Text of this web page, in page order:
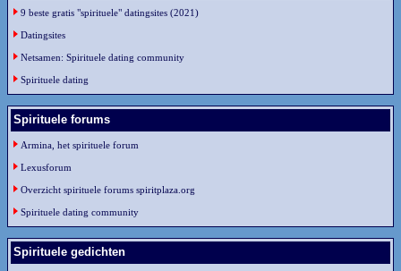
9 beste gratis "spirituele" datingsites (2021)
Datingsites
Netsamen: Spirituele dating community
Spirituele dating
Spirituele forums
Armina, het spirituele forum
Lexusforum
Overzicht spirituele forums spiritplaza.org
Spirituele dating community
Spirituele gedichten